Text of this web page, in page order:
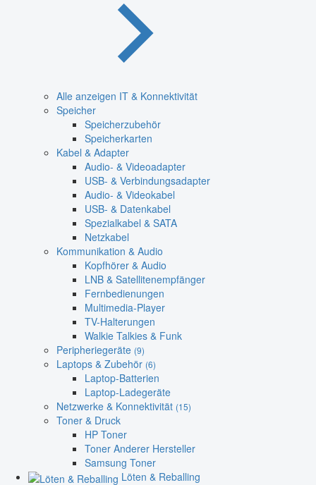
Alle anzeigen IT & Konnektivität
Speicher
Speicherzubehör
Speicherkarten
Kabel & Adapter
Audio- & Videoadapter
USB- & Verbindungsadapter
Audio- & Videokabel
USB- & Datenkabel
Spezialkabel & SATA
Netzkabel
Kommunikation & Audio
Kopfhörer & Audio
LNB & Satellitenempfänger
Fernbedienungen
Multimedia-Player
TV-Halterungen
Walkie Talkies & Funk
Peripheriegeräte (9)
Laptops & Zubehör (6)
Laptop-Batterien
Laptop-Ladegeräte
Netzwerke & Konnektivität (15)
Toner & Druck
HP Toner
Toner Anderer Hersteller
Samsung Toner
Löten & Reballing